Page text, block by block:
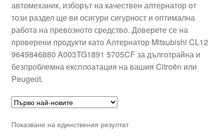
Процедура за рекламации
Разгледайте
Транспорт
автомеханик, изборът на качествен алтернатор от
този раздел ще ви осигури сигурност и оптимална
работа на превозното средство. Доверете се на
проверени продукти като Алтернатор Mitsubishi CL12
9649846880 A003TG1891 5705CF за дълготрайна и
безпроблемна експлоатация на вашия Citroën или
Peugeot.
Показване на единствения резултат